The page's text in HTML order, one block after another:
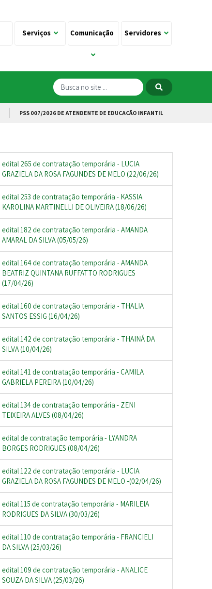
Serviços Comunicação Servidores
PSS 007/2026 DE ATENDENTE DE EDUCAÇÃO INFANTIL
edital 265 de contratação temporária - LUCIA
GRAZIELA DA ROSA FAGUNDES DE MELO (22/06/26)
edital 253 de contratação temporária - KASSIA
KAROLINA MARTINELLI DE OLIVEIRA (18/06/26)
edital 182 de contratação temporária - AMANDA
AMARAL DA SILVA (05/05/26)
edital 164 de contratação temporária - AMANDA
BEATRIZ QUINTANA RUFFATTO RODRIGUES
(17/04/26)
edital 160 de contratação temporária - THALIA
SANTOS ESSIG (16/04/26)
edital 142 de contratação temporária - THAINÁ DA
SILVA (10/04/26)
edital 141 de contratação temporária - CAMILA
GABRIELA PEREIRA (10/04/26)
edital 134 de contratação temporária - ZENI
TEIXEIRA ALVES (08/04/26)
edital de contratação temporária - LYANDRA
BORGES RODRIGUES (08/04/26)
edital 122 de contratação temporária - LUCIA
GRAZIELA DA ROSA FAGUNDES DE MELO -(02/04/26)
edital 115 de contratação temporária - MARILEIA
RODRIGUES DA SILVA (30/03/26)
edital 110 de contratação temporária - FRANCIELI
DA SILVA (25/03/26)
edital 109 de contratação temporária - ANALICE
SOUZA DA SILVA (25/03/26)